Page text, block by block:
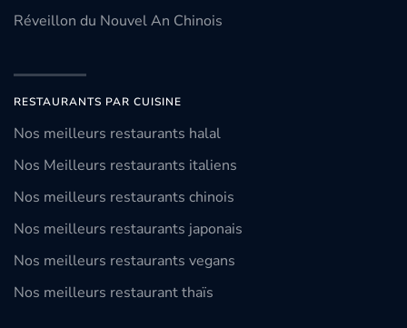
Réveillon du Nouvel An Chinois
RESTAURANTS PAR CUISINE
Nos meilleurs restaurants halal
Nos Meilleurs restaurants italiens
Nos meilleurs restaurants chinois
Nos meilleurs restaurants japonais
Nos meilleurs restaurants vegans
Nos meilleurs restaurant thaïs